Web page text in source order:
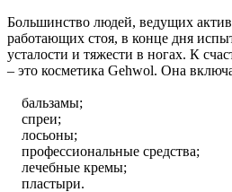
Большинство людей, ведущих
работающих стоя, в конце дня
усталости и тяжести в ногах. К
– это косметика Gehwol. Она
бальзамы;
спреи;
лосьоны;
профессиональные средства;
лечебные кремы;
пластыри.